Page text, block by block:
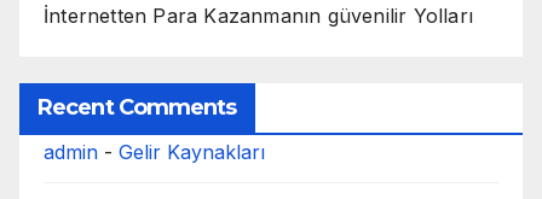
İnternetten Para Kazanmanın güvenilir Yolları
Recent Comments
admin - Gelir Kaynakları